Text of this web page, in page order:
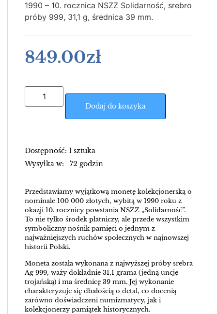
1990 – 10. rocznica NSZZ Solidarność, srebro
próby 999, 31,1 g, średnica 39 mm.
849.00zł
Dodaj do koszyka
Dostępność: 1 sztuka
Wysyłka w: 72 godzin
Przedstawiamy wyjątkową monetę kolekcjonerską o
nominale 100 000 złotych, wybitą w 1990 roku z
okazji 10. rocznicy powstania NSZZ „Solidarność”.
To nie tylko środek płatniczy, ale przede wszystkim
symboliczny nośnik pamięci o jednym z
najważniejszych ruchów społecznych w najnowszej
historii Polski.
Moneta została wykonana z najwyższej próby srebra
Ag 999, waży dokładnie 31,1 grama (jedną uncję
trojańską) i ma średnicę 39 mm. Jej wykonanie
charakteryzuje się dbałością o detal, co docenią
zarówno doświadczeni numizmatycy, jak i
kolekcjonerzy pamiątek historycznych.